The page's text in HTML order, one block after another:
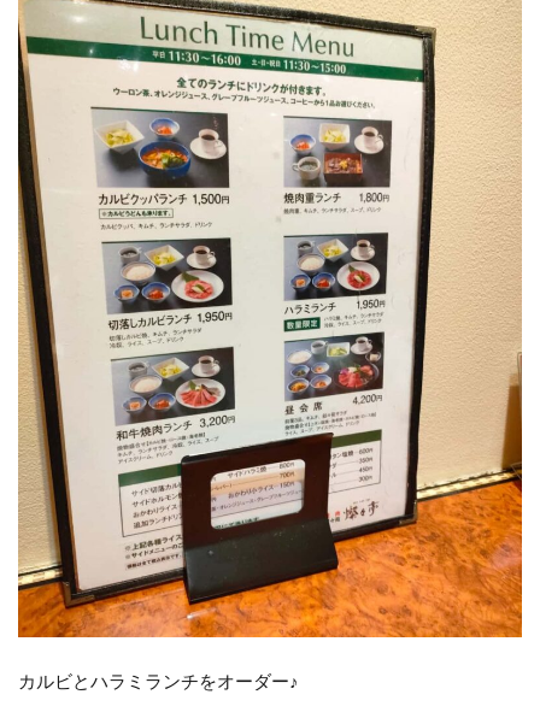
っ
た！
限
定
品
と
の
り
の
駅
カルビとハラミランチをオーダー♪